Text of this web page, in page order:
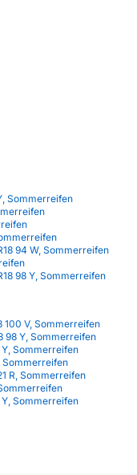
Sommerreifen
94 W, Sommerreifen
98 Y, Sommerreifen
100 V, Sommerreifen
98 Y, Sommerreifen
Y, Sommerreifen
Sommerreifen
R, Sommerreifen
Sommerreifen